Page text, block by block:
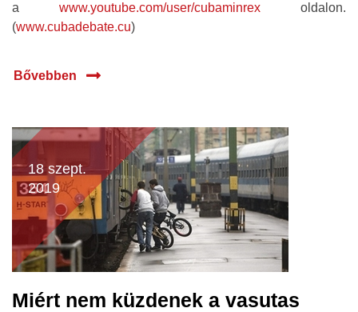
a www.youtube.com/user/cubaminrex oldalon.
(www.cubadebate.cu)
Bővebben
18 szept.
2019
Miért nem küzdenek a vasutas